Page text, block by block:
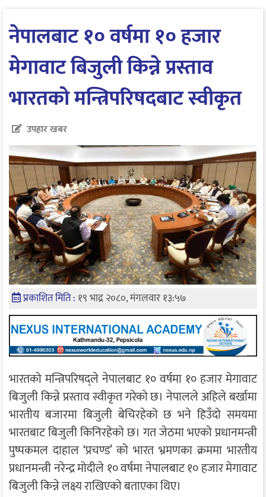
नेपालबाट १० वर्षमा १० हजार
मेगावाट बिजुली किन्ने प्रस्ताव
भारतको मन्त्रिपरिषदबाट स्वीकृत
उपहार खबर
प्रकाशित मिति : १९ भाद्र २०८०, मंगलवार १३:५७
भारतको मन्त्रिपरिषद्ले नेपालबाट १० वर्षमा १० हजार मेगावाट
बिजुली किन्ने प्रस्ताव स्वीकृत गरेको छ। नेपालले अहिले बर्खामा
भारतीय बजारमा बिजुली बेचिरहेको छ भने हिउँदो समयमा
भारतबाट बिजुली किनिरहेको छ। गत जेठमा भएको प्रधानमन्त्री
पुष्पकमल दाहाल ‘प्रचण्ड’ को भारत भ्रमणका क्रममा भारतीय
प्रधानमन्त्री नरेन्द्र मोदीले १० वर्षमा नेपालबाट १० हजार मेगावाट
बिजुली किन्ने लक्ष्य राखिएको बताएका थिए।